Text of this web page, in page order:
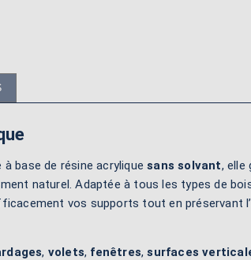
à base de résine acryliquesans solvant, elle
naturel. Adaptée à tous les types de
vos supports tout en préservant
, volets, fenêtres,surfaces